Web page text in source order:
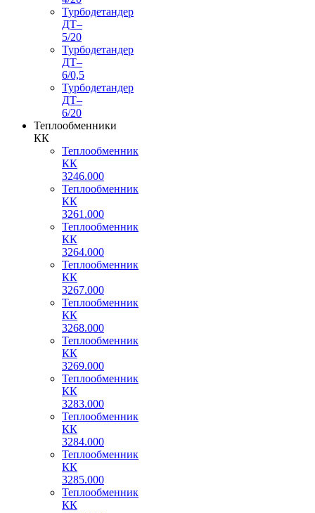
Турбодетандер
ДТ–
5/20
Турбодетандер
ДТ–
6/0,5
Турбодетандер
ДТ–
6/20
Теплообменники
КК
Теплообменник
КК
3246.000
Теплообменник
КК
3261.000
Теплообменник
КК
3264.000
Теплообменник
КК
3267.000
Теплообменник
КК
3268.000
Теплообменник
КК
3269.000
Теплообменник
КК
3283.000
Теплообменник
КК
3284.000
Теплообменник
КК
3285.000
Теплообменник
КК